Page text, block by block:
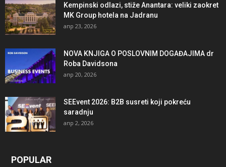
Kempinski odlazi, stiže Anantara: veliki zaokret
MK Group hotela na Jadranu
апр 23, 2026
NOVA KNJIGA O POSLOVNIM DOGAĐAJIMA dr
Roba Davidsona
апр 20, 2026
SEEvent 2026: B2B susreti koji pokreću
saradnju
апр 2, 2026
POPULAR